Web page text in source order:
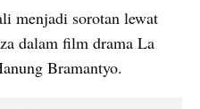
menjadi sorotan lewat
dalam film drama La
Bramantyo.